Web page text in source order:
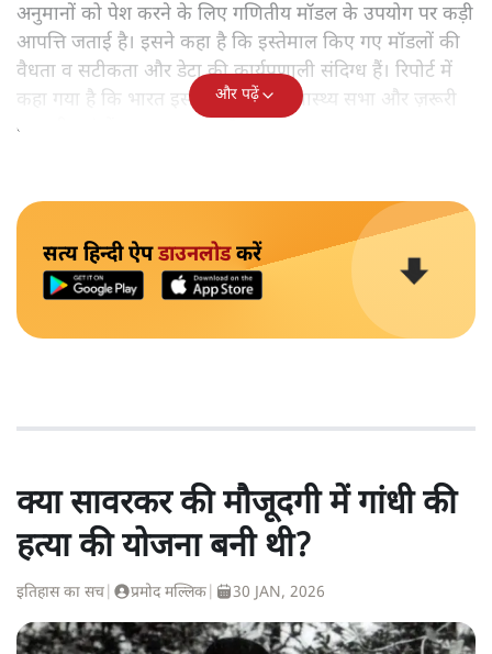
अनुमानों को पेश करने के लिए गणितीय मॉडल के उपयोग पर कड़ी
आपत्ति जताई है। इसने कहा है कि इस्तेमाल किए गए मॉडलों की
वैधता व सटीकता और डेटा की कार्यप्रणाली संदिग्ध हैं। रिपोर्ट में
कहा गया है कि भारत इस मुद्दे को विश्व स्वास्थ्य सभा और ज़रूरी
बहुपक्षीय मंचों पर उठा सकता है।
और पढ़ें
सत्य हिन्दी ऐपडाउनलोडकरें
क्या सावरकर की मौजूदगी में गांधी की
हत्या की योजना बनी थी?
इतिहास का सच प्रमोद मल्लिक 30 JAN, 2026